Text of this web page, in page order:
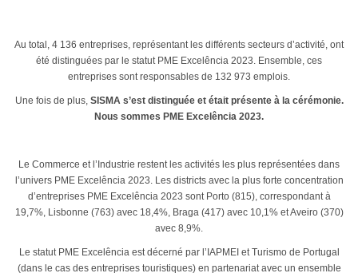
Au total, 4 136 entreprises, représentant les différents secteurs d’activité, ont
été distinguées par le statut PME Excelência 2023. Ensemble, ces
entreprises sont responsables de 132 973 emplois.
Une fois de plus, SISMA s’est distinguée et était présente à la cérémonie.
Nous sommes PME Excelência 2023.
Le Commerce et l’Industrie restent les activités les plus représentées dans
l’univers PME Excelência 2023. Les districts avec la plus forte concentration
d’entreprises PME Excelência 2023 sont Porto (815), correspondant à
19,7%, Lisbonne (763) avec 18,4%, Braga (417) avec 10,1% et Aveiro (370)
avec 8,9%.
Le statut PME Excelência est décerné par l’IAPMEI et Turismo de Portugal
(dans le cas des entreprises touristiques) en partenariat avec un ensemble